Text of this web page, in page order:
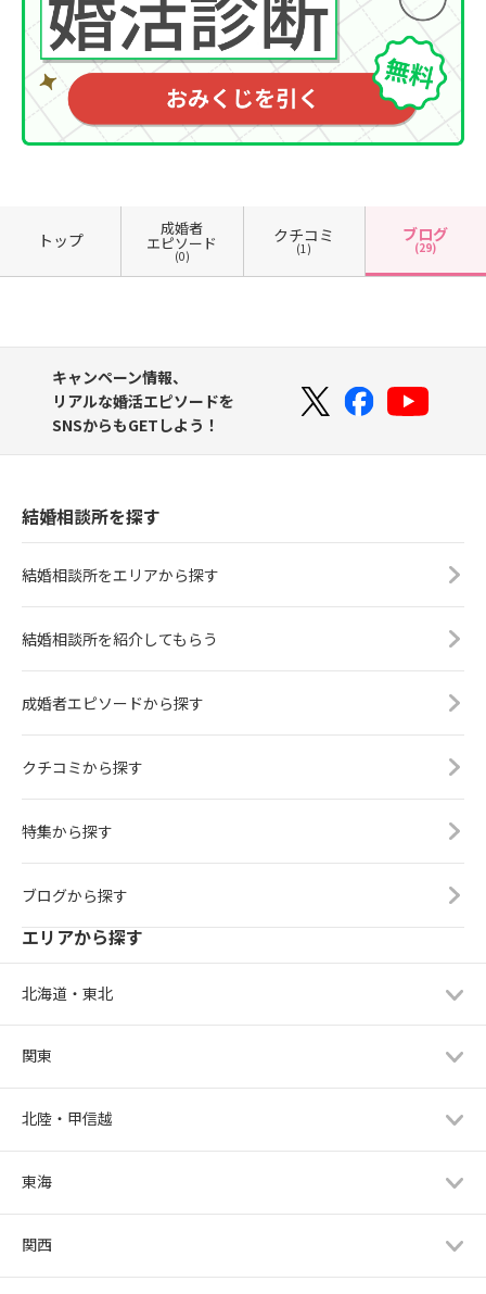
トップ
成婚者
エピソード
(0)
クチコミ
(1)
ブログ
(29)
キャンペーン情報、
リアルな婚活エピソードを
SNSからもGETしよう！
結婚相談所を探す
結婚相談所をエリアから探す
結婚相談所を紹介してもらう
成婚者エピソードから探す
クチコミから探す
特集から探す
ブログから探す
エリアから探す
北海道・東北
関東
北陸・甲信越
東海
関西